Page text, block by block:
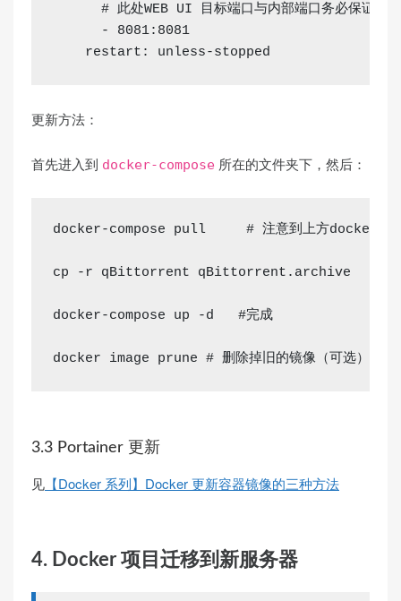
# 此处WEB UI 目标端口与内部端口务必保证相
      - 8081:8081
    restart: unless-stopped
更新方法：
首先进入到 docker-compose 所在的文件夹下，然后：
docker-compose pull # 注意到上方docker-
cp -r qBittorrent qBittorrent.archive
docker-compose up -d #完成
docker image prune # 删除掉旧的镜像（可选）
3.3 Portainer 更新
见 【Docker 系列】Docker 更新容器镜像的三种方法
4. Docker 项目迁移到新服务器